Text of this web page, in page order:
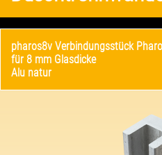
pharos8v Verbindungsstück
für 8 mm Glasdicke
Alu natur